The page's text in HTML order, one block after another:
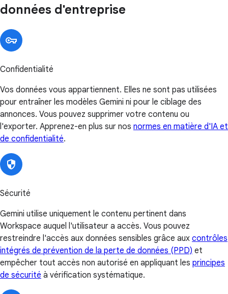
données d'entreprise
Confidentialité
Vos données vous appartiennent. Elles ne sont pas utilisées
pour entraîner les modèles Gemini ni pour le ciblage des
annonces. Vous pouvez supprimer votre contenu ou
l'exporter. Apprenez-en plus sur nos normes en matière d'IA et
de confidentialité.
Sécurité
Gemini utilise uniquement le contenu pertinent dans
Workspace auquel l'utilisateur a accès. Vous pouvez
restreindre l'accès aux données sensibles grâce aux contrôles
intégrés de prévention de la perte de données (PPD) et
empêcher tout accès non autorisé en appliquant les principes
de sécurité à vérification systématique.